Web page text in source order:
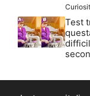
Test